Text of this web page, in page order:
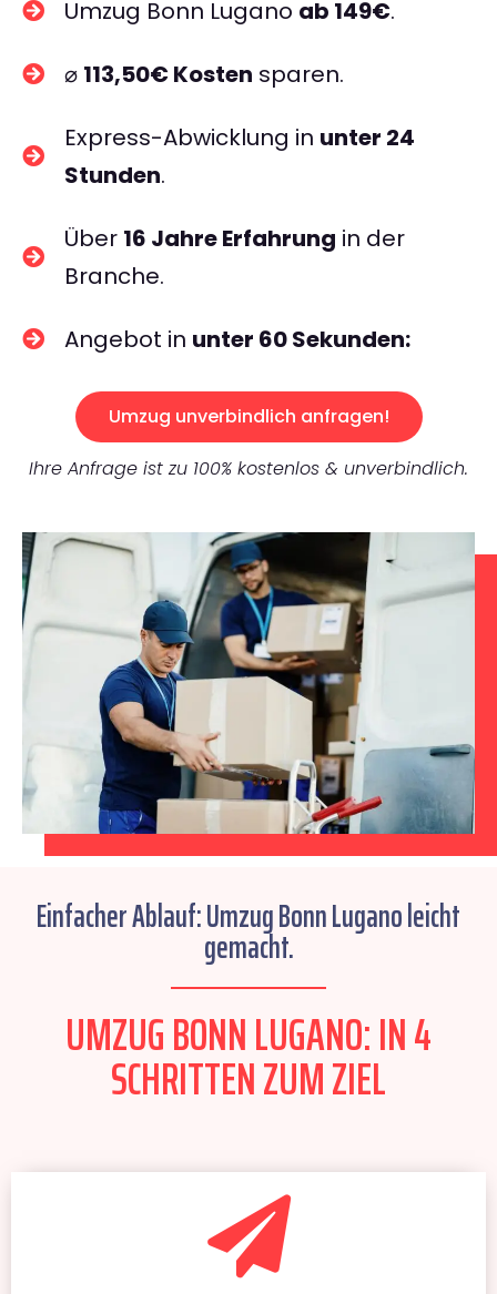
Umzug Bonn Lugano ab 149€.
⌀ 113,50€ Kosten sparen.
Express-Abwicklung in unter 24
Stunden.
Über 16 Jahre Erfahrung in der
Branche.
Angebot in unter 60 Sekunden:
Umzug unverbindlich anfragen!
Ihre Anfrage ist zu 100% kostenlos & unverbindlich.
Einfacher Ablauf: Umzug Bonn Lugano leicht
gemacht.
UMZUG BONN LUGANO: IN 4
SCHRITTEN ZUM ZIEL